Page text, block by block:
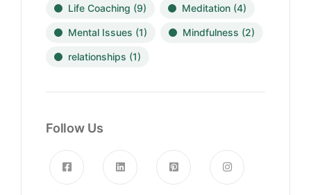
Life Coaching (9) Meditation (4)
Mental Issues (1) Mindfulness (2)
relationships (1)
Follow Us